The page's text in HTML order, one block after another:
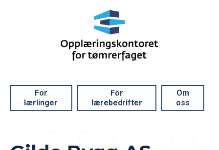
For
lærlinger
For
lærebedrifter
Om
oss